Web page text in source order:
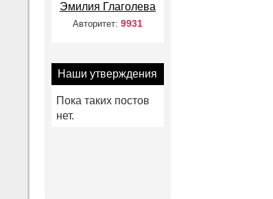
Эмилия Глаголева
Авторитет: 9931
Наши утверждения
Пока таких постов
нет.